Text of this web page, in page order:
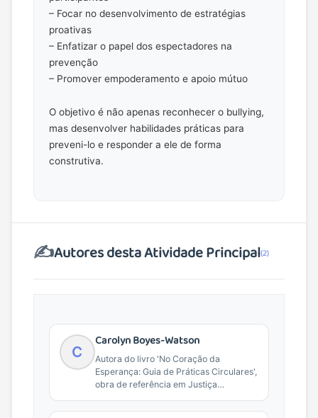
– Focar no desenvolvimento de estratégias
proativas
– Enfatizar o papel dos espectadores na
prevenção
– Promover empoderamento e apoio mútuo
O objetivo é não apenas reconhecer o bullying,
mas desenvolver habilidades práticas para
preveni-lo e responder a ele de forma
construtiva.
✍️Autores desta Atividade Principal(2)
C
Carolyn Boyes-Watson
Autora do livro 'No Coração da
Esperança: Guia de Práticas Circulares',
obra de referência em Justiça